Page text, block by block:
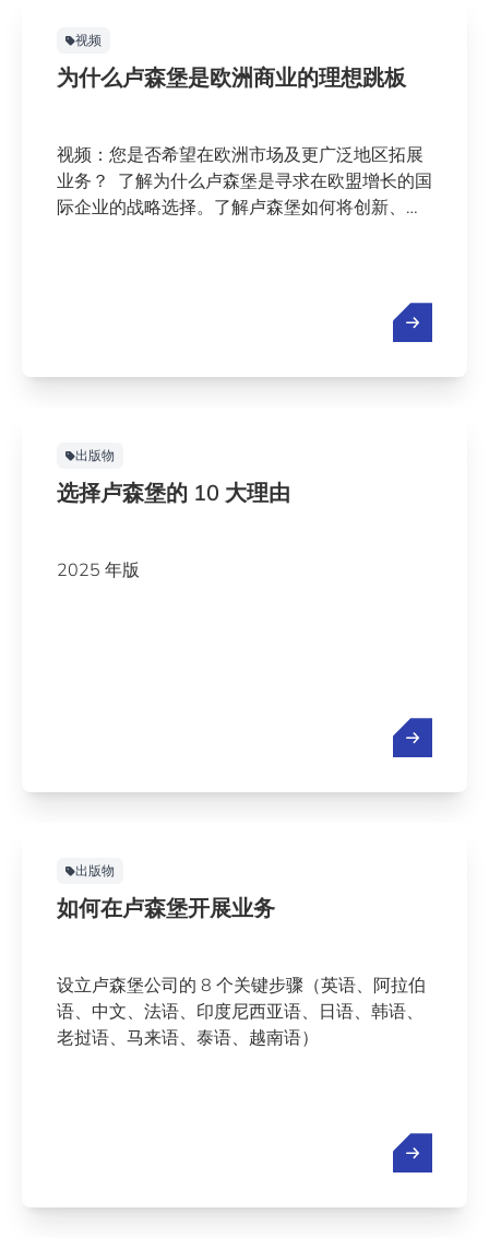
视频
为什么卢森堡是欧洲商业的理想跳板
视频：您是否希望在欧洲市场及更广泛地区拓展
业务？ 了解为什么卢森堡是寻求在欧盟增长的国
际企业的战略选择。了解卢森堡如何将创新、互
出版物
选择卢森堡的 10 大理由
2025 年版
出版物
如何在卢森堡开展业务
设立卢森堡公司的 8 个关键步骤（英语、阿拉伯
语、中文、法语、印度尼西亚语、日语、韩语、
老挝语、马来语、泰语、越南语）